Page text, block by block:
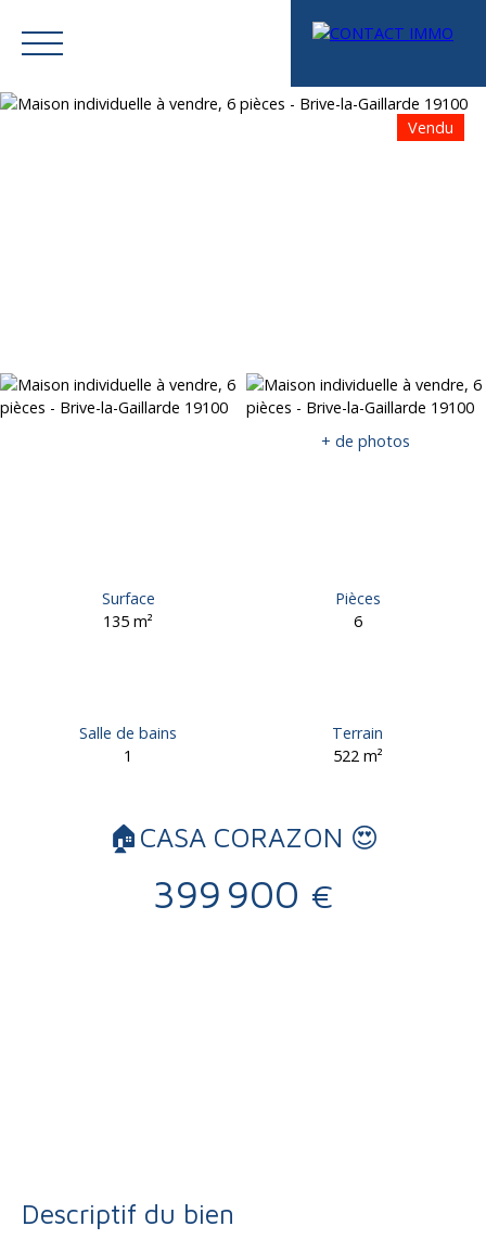
Mes favoris Espace vendeur Estimation
Vendu
+ de photos
Surface
135m²
Pièces
6
Salle de bains
1
Terrain
522 m²
🏠CASA CORAZON 😍
399 900 €
Descriptif du bien